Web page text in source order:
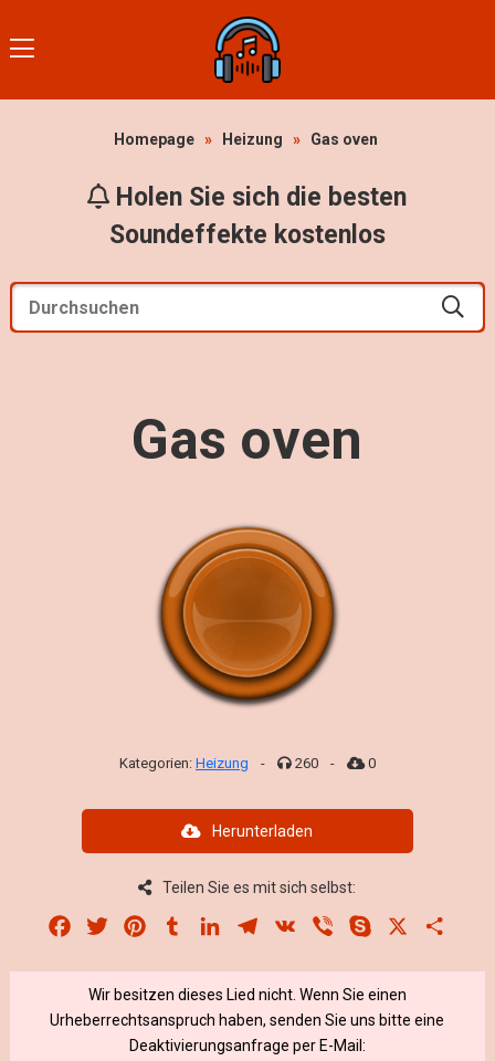
Homepage » Heizung » Gas oven
Holen Sie sich die besten
Soundeffekte kostenlos
Gas oven
Kategorien: Heizung - 260 - 0
Herunterladen
Teilen Sie es mit sich selbst:
Facebook
Twitter PinterestTumblrLinkedInTelegram
VK Viber Skype
Wir besitzen dieses Lied nicht. Wenn Sie einen
Urheberrechtsanspruch haben, senden Sie uns bitte eine
Deaktivierungsanfrage per E-Mail: